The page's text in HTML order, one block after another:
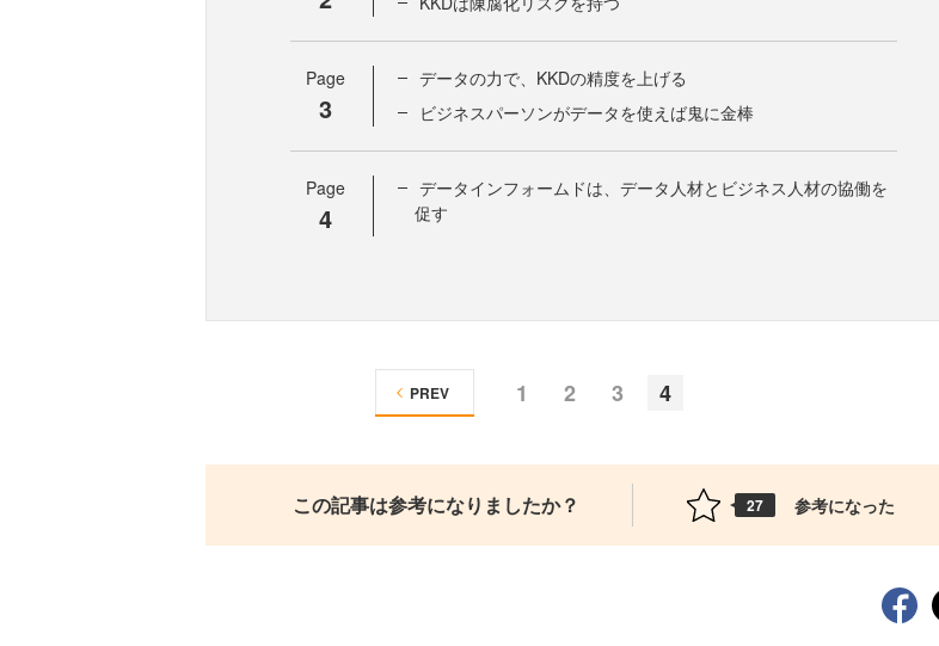
Page
3
データの力で、KKDの精度を上げる
ビジネスパーソンがデータを使えば鬼に金棒
Page
4
データインフォームドは、データ人材とビジネス人材の協働を
促す
1 2 3 4
PREV
この記事は参考になりましたか？ 27 参考になった